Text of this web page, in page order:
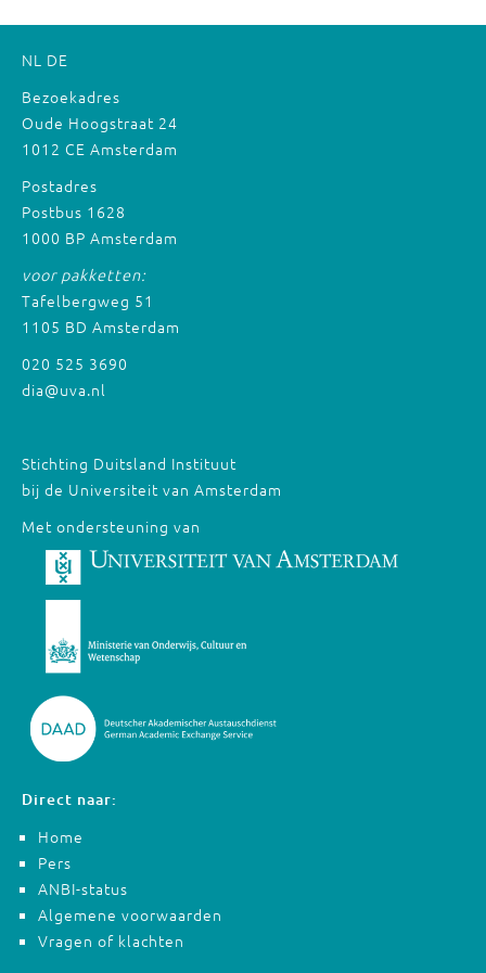
NL DE
Bezoekadres
Oude Hoogstraat 24
1012 CE Amsterdam
Postadres
Postbus 1628
1000 BP Amsterdam
voor pakketten:
Tafelbergweg 51
1105 BD Amsterdam
020 525 3690
dia@uva.nl
Stichting Duitsland Instituut
bij de Universiteit van Amsterdam
Met ondersteuning van
Direct naar:
Home
Pers
ANBI-status
Algemene voorwaarden
Vragen of klachten